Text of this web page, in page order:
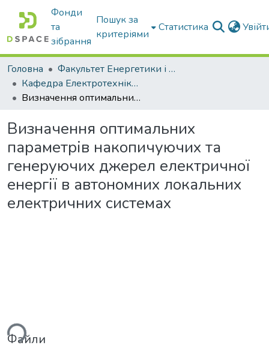
Фонди
та
зібрання
Пошук за
критеріями
Статистика
Головна
Факультет Енергетики і комп'ютерних технологій
Кафедра Електротехніки і електромеханіки ім. проф. В.В. Овчарова
Визначення оптимальних параметрів накопичуючих та генеруючих джерел електричної енергії в автономних локальних електричних системах
Визначення оптимальних
параметрів накопичуючих та
генеруючих джерел електричної
енергії в автономних локальних
електричних системах
Файли